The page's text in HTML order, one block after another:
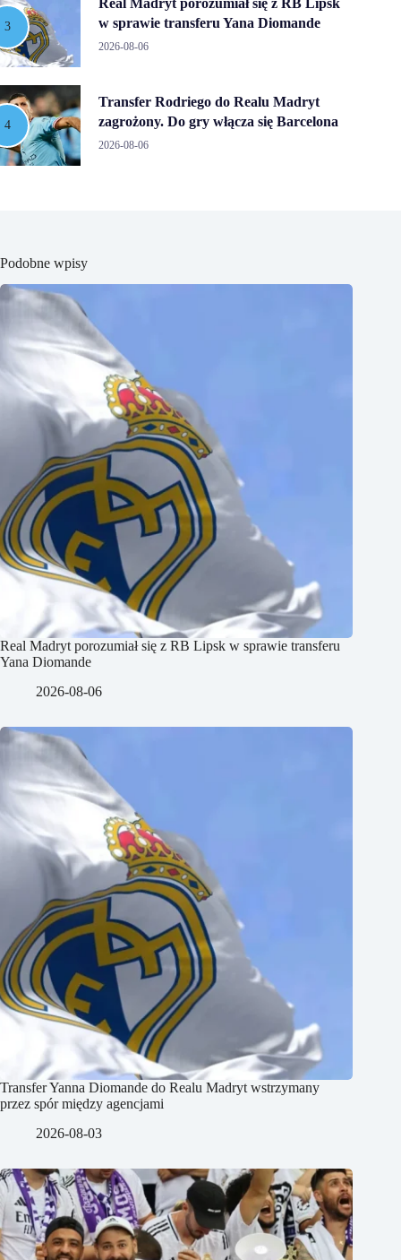
w sprawie transferu Yana Diomande
2026-08-06
Transfer Rodriego do Realu Madryt
zagrożony. Do gry włącza się Barcelona
2026-08-06
Podobne wpisy
Real Madryt porozumiał się z RB Lipsk w sprawie transferu
Yana Diomande
2026-08-06
Transfer Yanna Diomande do Realu Madryt wstrzymany
przez spór między agencjami
2026-08-03